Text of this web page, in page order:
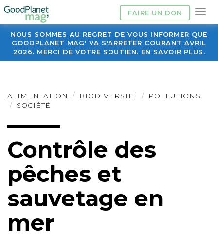
FAIRE UN DON
NOUS SOMMES AU REGRET DE VOUS INFORMER QUE
GOODPLANET MAG' VA S'ARRÊTER COURANT AVRIL
2026. MERCI DE VOTRE SOUTIEN. EN SAVOIR PLUS.
ALIMENTATION BIODIVERSITÉ
POLLUTIONS
SOCIÉTÉ
Contrôle des
pêches et
sauvetage en
mer